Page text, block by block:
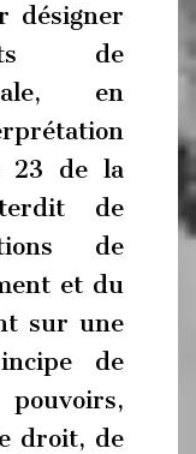
désigner
de
en
23 de la
de
de
et du
sur une
de
droit, de